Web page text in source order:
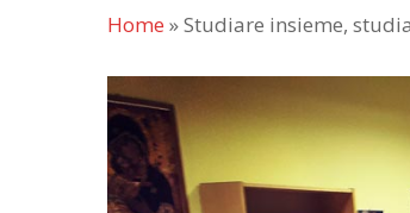
Home »Studiare insieme,